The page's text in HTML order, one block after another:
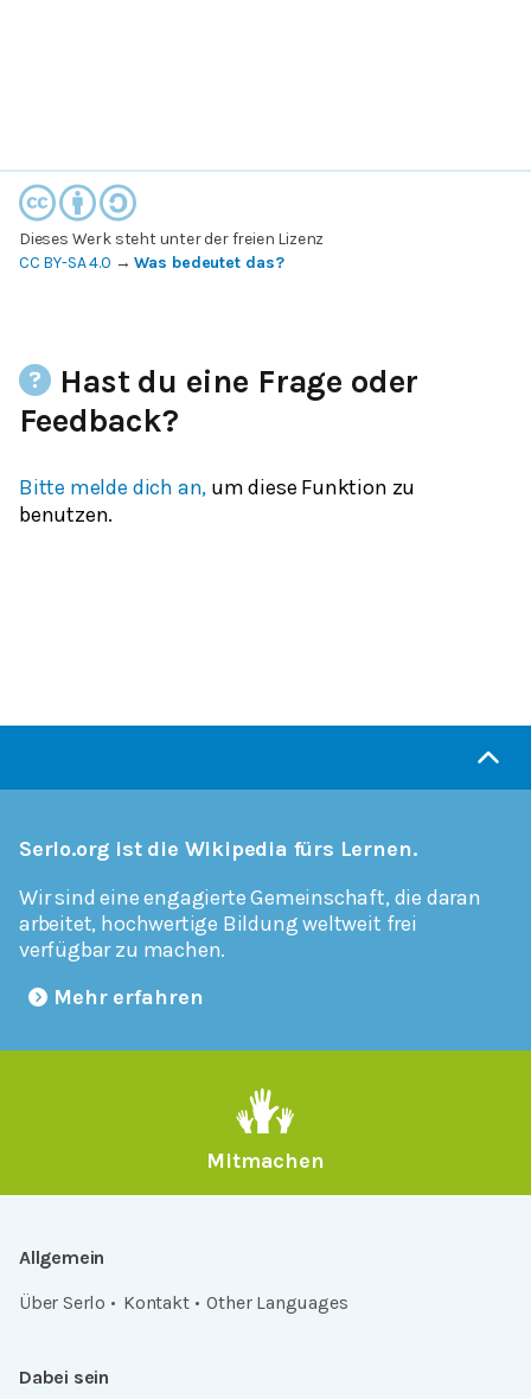
Dieses Werk steht unter der freien Lizenz
CC BY-SA 4.0 →Was bedeutet das?
Hast du eine Frage oder
Feedback?
Bitte melde dich an, um diese Funktion zu
benutzen.
Serlo.org ist die Wikipedia fürs Lernen.
Wir sind eine engagierte Gemeinschaft, die daran
arbeitet, hochwertige Bildung weltweit frei
verfügbar zu machen.
Mehr erfahren
Mitmachen
Allgemein
Über Serlo
Kontakt Other Languages
Dabei sein